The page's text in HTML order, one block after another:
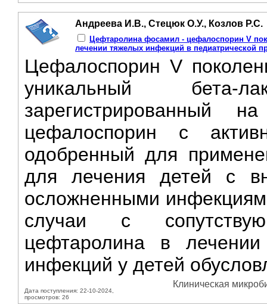
Андреева И.В., Стецюк О.У., Козлов Р.С.
Цефтаролина фосамил - цефалоспорин V
лечении тяжелых инфекций в педиатрической
Цефалоспорин V
уникальный бета-
цефалоспорин с
одобренный для
для лечения детей с
осложненными
случаи с
цефтаролина в
инфекций у детей
Дата поступления: 22-10-2024,
просмотров: 26
Клиническая